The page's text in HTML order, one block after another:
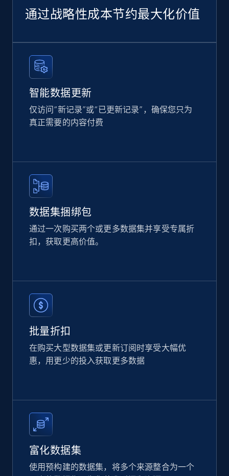
2.4K+
Home Depot US
URL, Domain, Country code, Model number,
eCommerce
2.1K+ 355+
more.
eCommerce
2.1K+ 375+
URL, Product id, Listing inventory id, Title, Rating,
Reviews count shop, Reviews count item, Initial
price, and more.
eCommerce
通过战略性成本节约最大化价值
智能数据更新
仅访问“新记录”或“已更新记录”，确保您只为
真正需要的内容付费
数据集捆绑包
通过一次购买两个或更多数据集并享受专属折
扣，获取更高价值。
批量折扣
在购买大型数据集或更新订阅时享受大幅优
惠，用更少的投入获取更多数据
富化数据集
使用预构建的数据集，将多个来源整合为一个